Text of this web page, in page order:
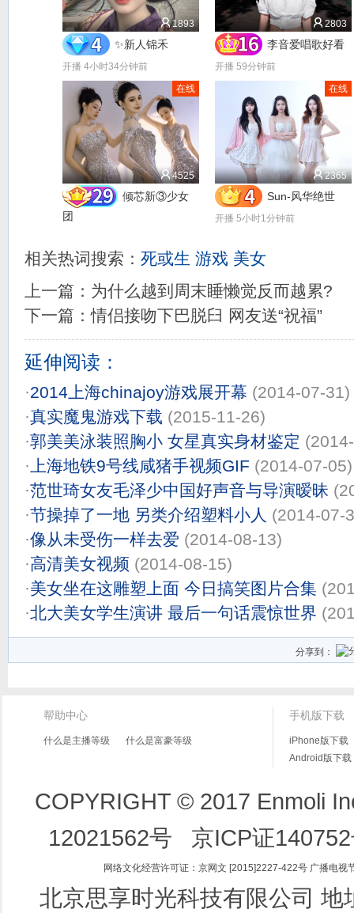
1893
✨新人锦禾
开播 4小时34分钟前
2803
李音爱唱歌好看
开播 59分钟前
4525
在线
倾芯新③少女
团
2365
在线
Sun-风华绝世
开播 5小时1分钟前
相关热词搜索： 死或生 游戏 美女
上一篇： 为什么越到周末睡懒觉反而越累?
下一篇：情侣接吻下巴脱臼 网友送“祝福”
延伸阅读：
·2014上海chinajoy游戏展开幕 (2014-07-31)
·真实魔鬼游戏下载 (2015-11-26)
·郭美美泳装照胸小 女星真实身材鉴定
· 上海地铁9号线咸猪手视频GIF (2014-07-05)
·范世琦女友毛泽少中国好声音与导演暧昧
·节操掉了一地 另类介绍塑料小人 (2014-07-
·像从未受伤一样去爱 (2014-08-13)
·高清美女视频 (2014-08-15)
·美女坐在这雕塑上面 今日搞笑图片合集
·北大美女学生演讲 最后一句话震惊世界
分享到：
帮助中心
什么是主播等级 什么是富豪等级
手机版下载
iPhone版下载
Android版下载
COPYRIGHT © 2017 Enmoli
12021562号
京ICP证
网络文化经营许可证：京网文 [2015]2227-422号 广播电视
北京思享时光科技有限公司